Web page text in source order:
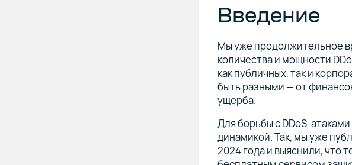
Введение
Мы уже продолжительное
количества и мощности
как публичных, так и
быть разными — от
ущерба.
Для борьбы с DDoS-
динамикой. Так, мы уже
2024 года и выяснили, что